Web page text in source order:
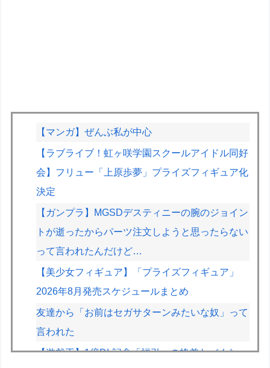
【マンガ】ぜんぶ私が中心
【ラブライブ！虹ヶ咲学園スクールアイドル同好
会】フリュー「上原歩夢」プライズフィギュア化
決定
【ガンプラ】MGSDデスティニーの腕のジョイン
トが逝ったからパーツ注文しようと思ったらない
って言われたんだけど…
【美少女フィギュア】「プライズフィギュア」
2026年8月発売スケジュールまとめ
友達から「お前はセガサターンみたいな奴」って
言われた
【遊戯王】1億DL記念「福引」の格差ヤバくな